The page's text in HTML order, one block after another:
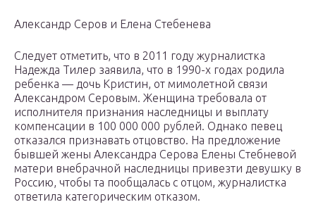
Александр Серов и Елена Стебенева
Следует отметить, что в 2011 году журналистка
Надежда Тилер заявила, что в 1990-х годах родила
ребенка — дочь Кристин, от мимолетной связи
Александром Серовым. Женщина требовала от
исполнителя признания наследницы и выплату
компенсации в 100 000 000 рублей. Однако певец
отказался признавать отцовство. На предложение
бывшей жены Александра Серова Елены Стебневой
матери внебрачной наследницы привезти девушку в
Россию, чтобы та пообщалась с отцом, журналистка
ответила категорическим отказом.